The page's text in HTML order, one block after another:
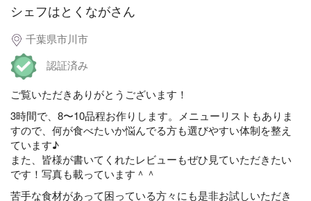
シェフはとくながさん
千葉県市川市
認証済み
ご覧いただきありがとうございます！
3時間で、8〜10品程お作りします。メニューリストもありま
すので、何が食べたいか悩んでる方も選びやすい体制を整え
ています♪
また、皆様が書いてくれたレビューもぜひ見ていただきたい
です！写真も載っています＾＾
苦手な食材があって困っている方々にも是非お試しいただき